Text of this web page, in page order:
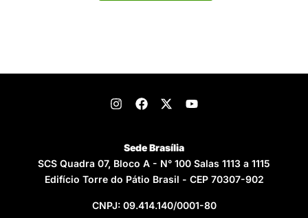
Sede Brasília
SCS Quadra 07, Bloco A - N° 100 Salas 1113 a 1115
Edifício Torre do Pátio Brasil - CEP 70307-902
CNPJ: 09.414.140/0001-80